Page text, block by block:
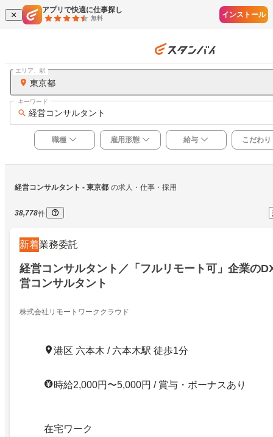
アプリで快適に仕事探し
無料 インストール
東京都
エリア、駅
経営コンサルタント
キーワード
職種 雇用形態 給与 こだわり
経営コンサルタント - 東京都 の求人・仕事・採用
38,778件
新着業務委託
経営コンサルタント／「フルリモート可」企業の
営コンサルタント
株式会社リモートワーククラウド
港区 六本木 / 六本木駅 徒歩1分
時給2,000円〜5,000円 / 賞与・ボーナスあり
在宅ワーク